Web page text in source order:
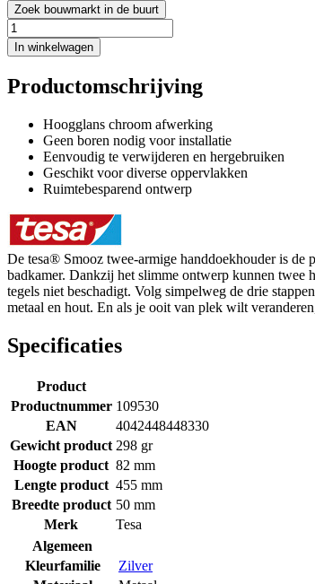
Zoek bouwmarkt in de buurt
In winkelwagen
Productomschrijving
Hoogglans chroom afwerking
Geen boren nodig voor installatie
Eenvoudig te verwijderen en hergebruiken
Geschikt voor diverse oppervlakken
Ruimtebesparend ontwerp
De tesa® Smooz twee-armige handdoekhouder is
badkamer. Dankzij het slimme ontwerp kunnen twee
tegels niet beschadigt. Volg simpelweg de drie
metaal en hout. En als je ooit van plek wilt
Specificaties
Product
Productnummer 109530
EAN
4042448448330
Gewicht product 298 gr
Hoogte product 82 mm
Lengte product 455 mm
Breedte product 50 mm
Merk
Tesa
Algemeen
Kleurfamilie
Zilver